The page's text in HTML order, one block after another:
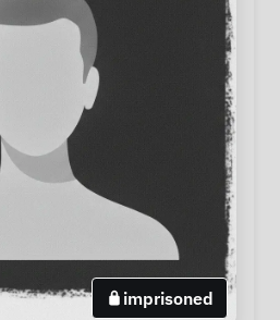
imprisoned